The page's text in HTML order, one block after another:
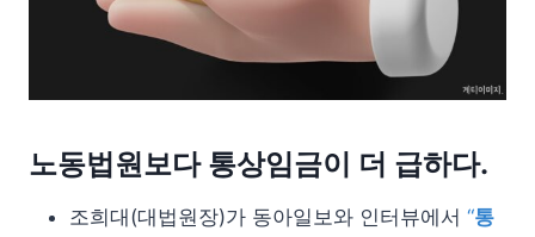
노동법원보다 통상임금이 더 급하다.
조희대(대법원장)가 동아일보와 인터뷰에서 “통